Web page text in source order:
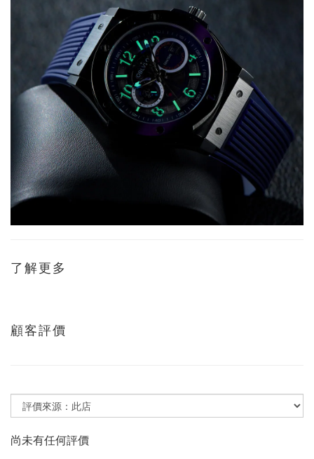
了解更多
顧客評價
尚未有任何評價